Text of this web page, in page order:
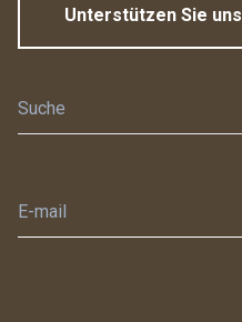
Unterstützen Sie uns